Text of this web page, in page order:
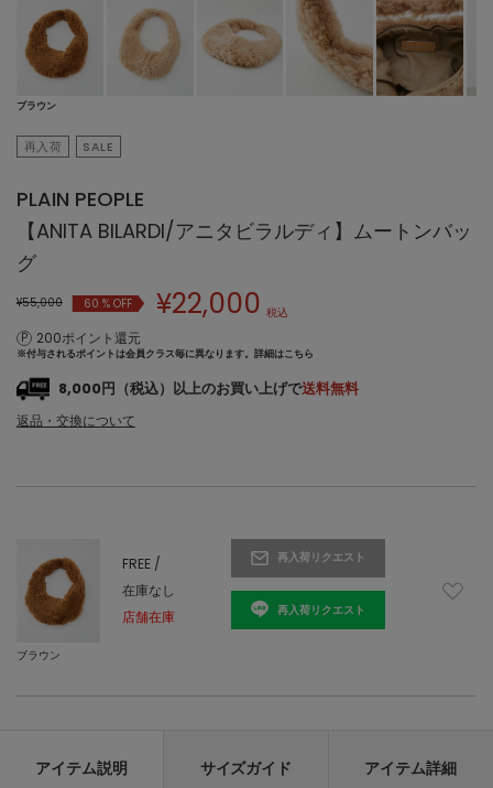
ブラウン
再入荷 SALE
PLAIN PEOPLE
【ANITA BILARDI/アニタビラルディ】ムートンバッ
グ
¥55,000 60% OFF ¥22,000 税込
200ポイント還元
※付与されるポイントは会員クラス毎に異なります。 詳細はこちら
8,000円（税込）以上のお買い上げで送料無料
返品・交換について
ブラウン
FREE /
在庫なし
店舗在庫
再入荷リクエスト
再入荷リクエスト
アイテム説明 サイズガイド アイテム詳細